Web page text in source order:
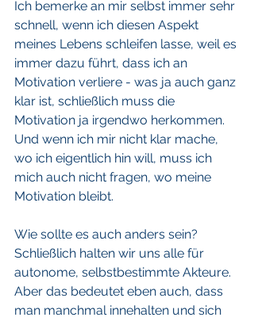
Ich bemerke an mir selbst immer sehr
schnell, wenn ich diesen Aspekt
meines Lebens schleifen lasse, weil es
immer dazu führt, dass ich an
Motivation verliere - was ja auch ganz
klar ist, schließlich muss die
Motivation ja irgendwo herkommen.
Und wenn ich mir nicht klar mache,
wo ich eigentlich hin will, muss ich
mich auch nicht fragen, wo meine
Motivation bleibt.
Wie sollte es auch anders sein?
Schließlich halten wir uns alle für
autonome, selbstbestimmte Akteure.
Aber das bedeutet eben auch, dass
man manchmal innehalten und sich